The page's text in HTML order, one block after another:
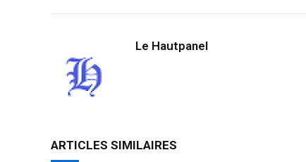
Le Hautpanel
ARTICLES SIMILAIRES